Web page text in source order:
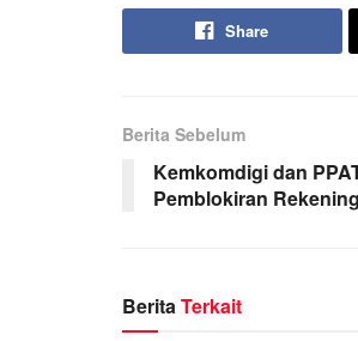
Share
Berita Sebelum
Kemkomdigi dan
Pemblokiran
Berita Terkait